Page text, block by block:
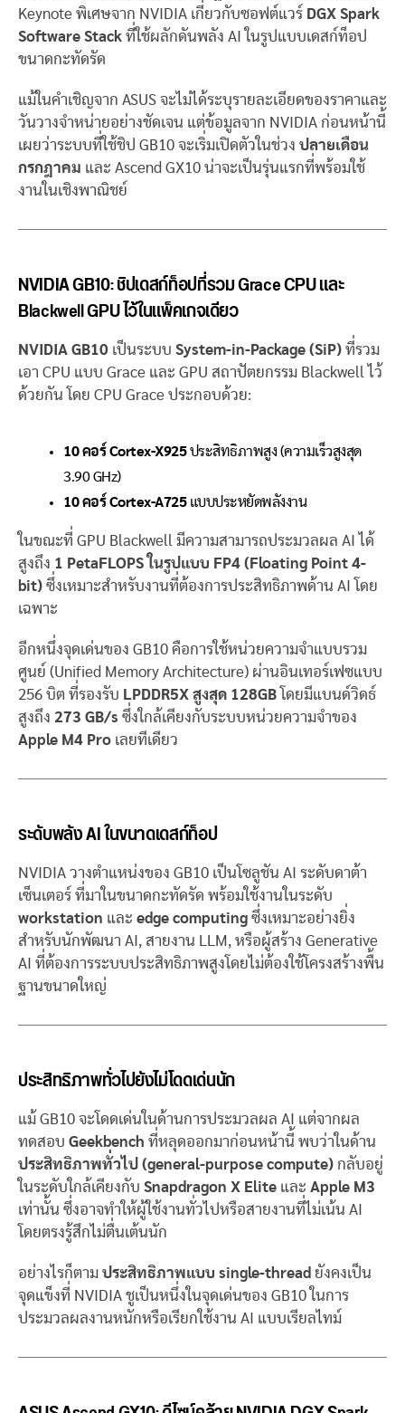
Keynote พิเศษจาก NVIDIA เกี่ยวกับซอฟต์แวร์ DGX Spark
Software Stack ที่ใช้ผลักดันพลัง AI ในรูปแบบเดสก์ท็อป
ขนาดกะทัดรัด
แม้ในคำเชิญจาก ASUS จะไม่ได้ระบุรายละเอียดของราคาและ
วันวางจำหน่ายอย่างชัดเจน แต่ข้อมูลจาก NVIDIA ก่อนหน้านี้
เผยว่าระบบที่ใช้ชิป GB10 จะเริ่มเปิดตัวในช่วง ปลายเดือน
กรกฎาคม และ Ascend GX10 น่าจะเป็นรุ่นแรกที่พร้อมใช้
งานในเชิงพาณิชย์
NVIDIA GB10: ชิปเดสก์ท็อปที่รวม Grace CPU และ
Blackwell GPU ไว้ในแพ็คเกจเดียว
NVIDIA GB10 เป็นระบบ System-in-Package (SiP) ที่รวม
เอา CPU แบบ Grace และ GPU สถาปัตยกรรม Blackwell ไว้
ด้วยกัน โดย CPU Grace ประกอบด้วย:
10 คอร์ Cortex-X925ประสิทธิภาพสูง (ความเร็วสูงสุด
3.90 GHz)
10 คอร์ Cortex-A725แบบประหยัดพลังงาน
ในขณะที่ GPU Blackwell มีความสามารถประมวลผล AI ได้
สูงถึง 1 PetaFLOPS ในรูปแบบ FP4 (Floating Point 4-
bit) ซึ่งเหมาะสำหรับงานที่ต้องการประสิทธิภาพด้าน AI โดย
เฉพาะ
อีกหนึ่งจุดเด่นของ GB10 คือการใช้หน่วยความจำแบบรวม
ศูนย์ (Unified Memory Architecture) ผ่านอินเทอร์เฟซแบบ
256 บิต ที่รองรับ LPDDR5X สูงสุด 128GB โดยมีแบนด์วิดธ์
สูงถึง 273 GB/s ซึ่งใกล้เคียงกับระบบหน่วยความจำของ
Apple M4 Pro เลยทีเดียว
ระดับพลัง AI ในขนาดเดสก์ท็อป
NVIDIA วางตำแหน่งของ GB10 เป็นโซลูชัน AI ระดับดาต้า
เซ็นเตอร์ ที่มาในขนาดกะทัดรัด พร้อมใช้งานในระดับ
workstation และ edge computing ซึ่งเหมาะอย่างยิ่ง
สำหรับนักพัฒนา AI, สายงาน LLM, หรือผู้สร้าง Generative
AI ที่ต้องการระบบประสิทธิภาพสูงโดยไม่ต้องใช้โครงสร้างพื้น
ฐานขนาดใหญ่
ประสิทธิภาพทั่วไปยังไม่โดดเด่นนัก
แม้ GB10 จะโดดเด่นในด้านการประมวลผล AI แต่จากผล
ทดสอบ Geekbench ที่หลุดออกมาก่อนหน้านี้ พบว่าในด้าน
ประสิทธิภาพทั่วไป (general-purpose compute) กลับอยู่
ในระดับใกล้เคียงกับ Snapdragon X Elite และ Apple M3
เท่านั้น ซึ่งอาจทำให้ผู้ใช้งานทั่วไปหรือสายงานที่ไม่เน้น AI
โดยตรงรู้สึกไม่ตื่นเต้นนัก
อย่างไรก็ตาม ประสิทธิภาพแบบ single-thread ยังคงเป็น
จุดแข็งที่ NVIDIA ชูเป็นหนึ่งในจุดเด่นของ GB10 ในการ
ประมวลผลงานหนักหรือเรียกใช้งาน AI แบบเรียลไทม์